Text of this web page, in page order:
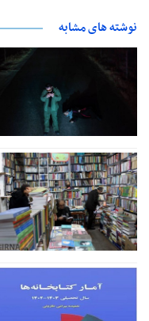
نوشته های مشابه